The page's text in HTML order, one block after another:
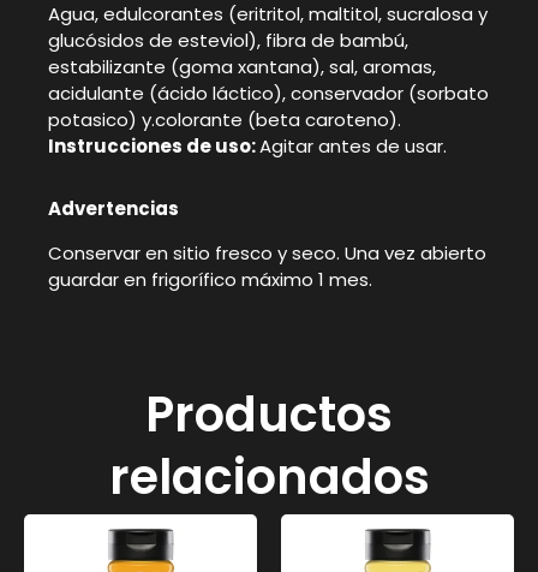
Agua, edulcorantes (eritritol, maltitol, sucralosa y
glucósidos de esteviol), fibra de bambú,
estabilizante (goma xantana), sal, aromas,
acidulante (ácido láctico), conservador (sorbato
potasico) y.colorante (beta caroteno).
Instrucciones de uso:Agitar antes de usar.
Advertencias
Conservar en sitio fresco y seco. Una vez abierto
guardar en frigorífico máximo 1 mes.
Productos
relacionados